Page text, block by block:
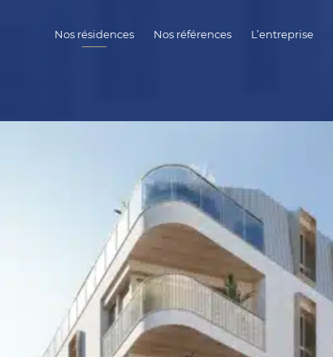
Nos résidences Nos références L’entreprise